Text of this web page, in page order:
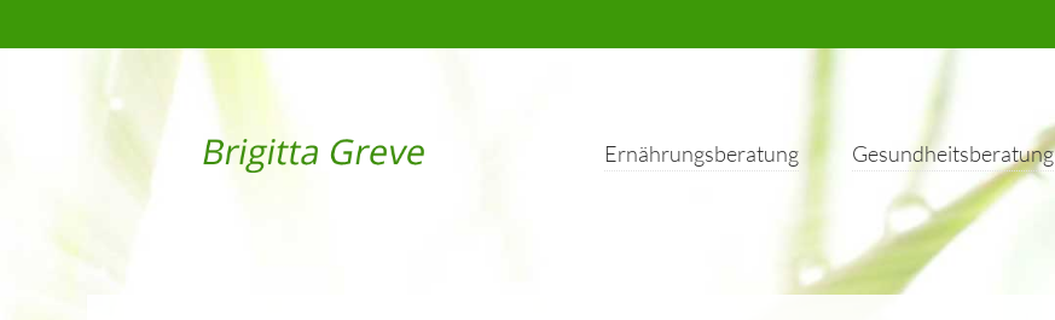
Ernährungsberatung Gesundheitsberatung